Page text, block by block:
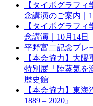
【タイポグラフ
念講演のご案内｜
【タイポグラフ
念講演｜10月14日
平野富二記念プレ
【本会協力】大
特別展「陸蒸気を
歴史館
【本会協力】東
1889 – 2020』